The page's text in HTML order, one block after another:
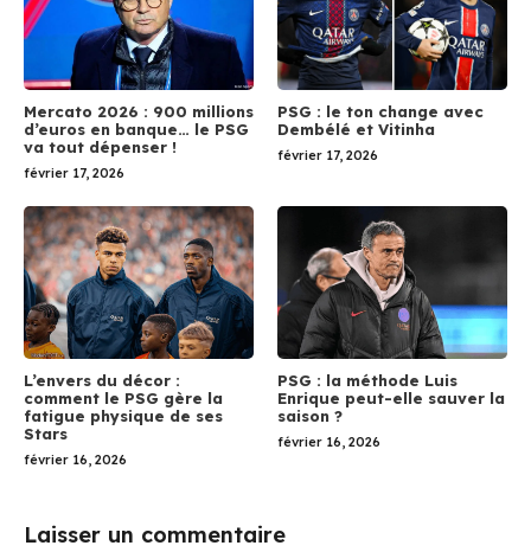
Mercato 2026 : 900 millions
d’euros en banque… le PSG
va tout dépenser !
février 17, 2026
PSG : le ton change avec
Dembélé et Vitinha
février 17, 2026
L’envers du décor :
comment le PSG gère la
fatigue physique de ses
Stars
février 16, 2026
PSG : la méthode Luis
Enrique peut-elle sauver la
saison ?
février 16, 2026
Laisser un commentaire